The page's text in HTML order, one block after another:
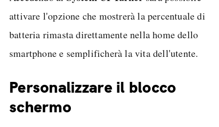
attivare l'opzione che mostrerà la percentuale di
batteria rimasta direttamente nella home dello
smartphone e semplificherà la vita dell'utente.
Personalizzare il blocco
schermo